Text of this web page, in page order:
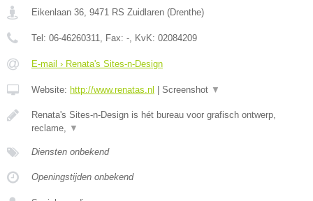
Eikenlaan 36 9471 RS Zuidlaren (Drenthe)
Tel: 06-46260311 , Fax: - , KvK: 02084209
E-mail › Renata's Sites-n-Design
Website: http://www.renatas.nl | Screenshot ▼
Renata's Sites-n-Design is hét bureau voor grafisch ontwerp,
reclame,
▼
Diensten onbekend
Openingstijden onbekend